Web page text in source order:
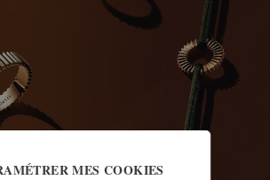
MES COOKIES